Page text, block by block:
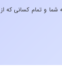
و تمام کسانی که از